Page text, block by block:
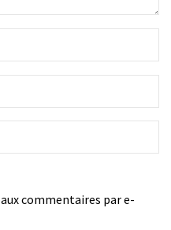
commentaires par e-